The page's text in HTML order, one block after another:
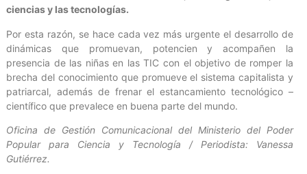
ciencias y las tecnologías.
Por esta razón, se hace cada vez más urgente el desarrollo de
dinámicas que promuevan, potencien y acompañen la
presencia de las niñas en las TIC con el objetivo de romper la
brecha del conocimiento que promueve el sistema capitalista y
patriarcal, además de frenar el estancamiento tecnológico –
científico que prevalece en buena parte del mundo.
Oficina de Gestión Comunicacional del Ministerio del Poder
Popular para Ciencia y Tecnología / Periodista: Vanessa
Gutiérrez.